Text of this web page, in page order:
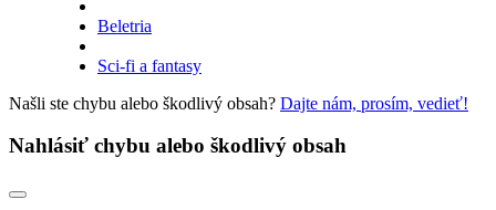
Beletria
Sci-fi a fantasy
Našli ste chybu alebo škodlivý obsah? Dajte nám, prosím, vedieť!
Nahlásiť chybu alebo škodlivý obsah